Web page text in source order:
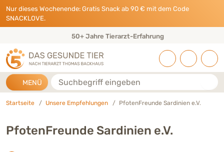
Direkt zu:
INHALT
HAUPTMENÜ
FOOTER
Nur dieses Wochenende: Gratis Snack ab 90 € mit dem Code
SNACKLOVE.
50+ Jahre Tierarzt-Erfahrung
MENÜ Suche
Startseite Unsere Empfehlungen PfotenFreunde Sardinien e.V.
PfotenFreunde Sardinien e.V.